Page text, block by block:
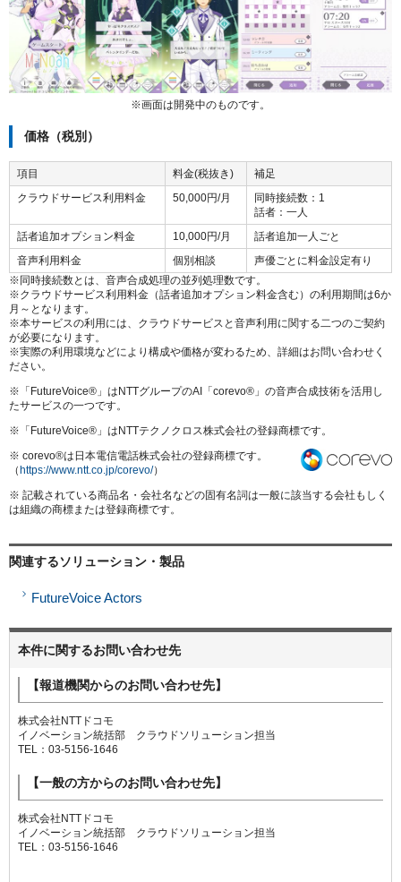
※画面は開発中のものです。
価格（税別）
項目 料金(税抜き)
補足
クラウドサービス利用料金
50,000円/月
同時接続数：1
話者：一人
話者追加オプション料金
10,000円/月
話者追加一人ごと
音声利用料金
個別相談
声優ごとに料金設定有り
※同時接続数とは、音声合成処理の並列処理数です。
※クラウドサービス利用料金（話者追加オプション料金含む）の利用期間は6か
月～となります。
※本サービスの利用には、クラウドサービスと音声利用に関する二つのご契約
が必要になります。
※実際の利用環境などにより構成や価格が変わるため、詳細はお問い合わせく
ださい。
※「FutureVoice®」はNTTグループのAI「corevo®」の音声合成技術を活用し
たサービスの一つです。
※「FutureVoice®」はNTTテクノクロス株式会社の登録商標です。
※ corevo®は日本電信電話株式会社の登録商標です。
（https://www.ntt.co.jp/corevo/）
※ 記載されている商品名・会社名などの固有名詞は一般に該当する会社もしく
は組織の商標または登録商標です。
関連するソリューション・製品
FutureVoice Actors
本件に関するお問い合わせ先
【報道機関からのお問い合わせ先】
株式会社NTTドコモ
イノベーション統括部 クラウドソリューション担当
TEL：03-5156-1646
【一般の方からのお問い合わせ先】
株式会社NTTドコモ
イノベーション統括部 クラウドソリューション担当
TEL：03-5156-1646